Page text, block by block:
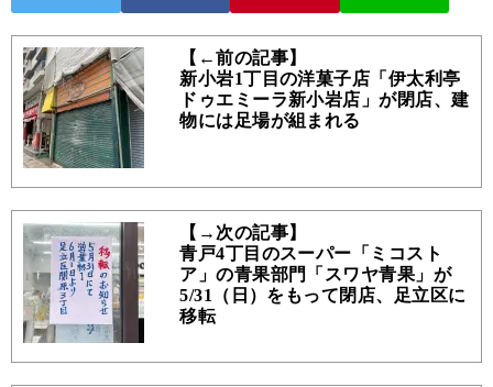
【←前の記事】
新小岩1丁目の洋菓子店「伊太利亭
ドゥエミーラ新小岩店」が閉店、建
物には足場が組まれる
【→次の記事】
青戸4丁目のスーパー「ミコスト
ア」の青果部門「スワヤ青果」が
5/31（日）をもって閉店、足立区に
移転